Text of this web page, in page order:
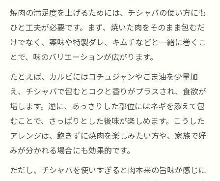
焼肉の満足度を上げるためには、チシャバの使い方にも
ひと工夫が必要です。まず、焼いた肉をそのまま包むだ
けでなく、薬味や特製ダレ、キムチなどと一緒に巻くこ
とで、味のバリエーションが広がります。
たとえば、カルビにはコチュジャンやごま油を少量加
え、チシャバで包むとコクと香りがプラスされ、食欲が
増します。逆に、あっさりした部位にはネギを添えて包
むことで、さっぱりとした後味が楽しめます。こうした
アレンジは、飽きずに焼肉を楽しみたい方や、家族で好
みが分かれる場合にも効果的です。
ただし、チシャバを使いすぎると肉本来の旨味が感じに